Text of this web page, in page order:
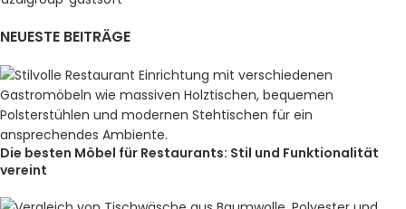
NEUESTE BEITRÄGE
Die besten Möbel für Restaurants: Stil und Funktionalität
vereint